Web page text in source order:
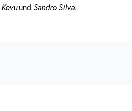
Kevu und Sandro Silva.